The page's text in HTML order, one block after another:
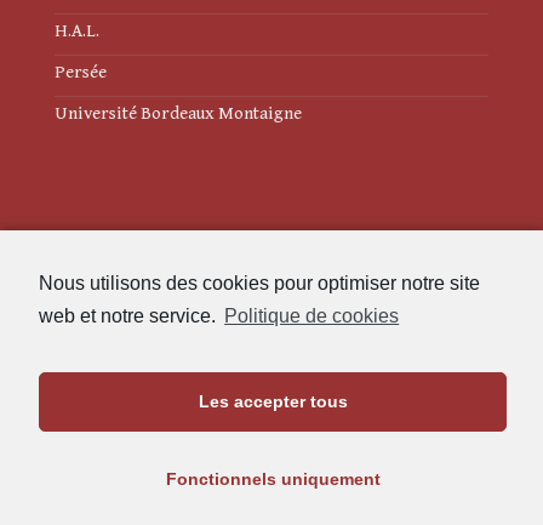
Nous utilisons des cookies pour optimiser notre site
web et notre service. Politique de cookies
Les accepter tous
Fonctionnels uniquement
H.A.L.
Persée
Université Bordeaux Montaigne
Politique de cookies (UE)
Maison de l'Archéologie